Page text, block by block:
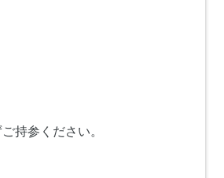
持参ください。